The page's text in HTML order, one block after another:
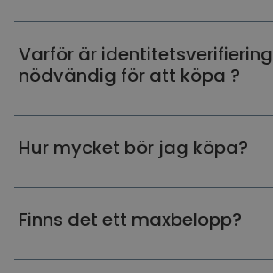
Varför är identitetsverifiering
nödvändig för att köpa ?
Hur mycket bör jag köpa?
Finns det ett maxbelopp?